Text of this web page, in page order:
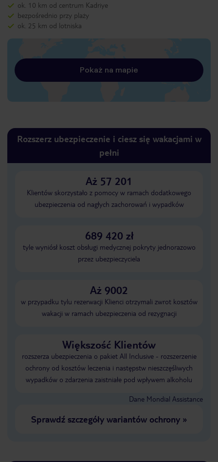
ok. 10 km od centrum Kadriye
bezpośrednio przy plaży
ok. 25 km od lotniska
Pokaż na mapie
Rozszerz ubezpieczenie i ciesz się wakacjami w
pełni
Aż 57 201
Klientów skorzystało z pomocy w ramach dodatkowego
ubezpieczenia od nagłych zachorowań i wypadków
689 420 zł
tyle wyniósł koszt obsługi medycznej pokryty jednorazowo
przez ubezpieczyciela
Aż 9002
w przypadku tylu rezerwacji Klienci otrzymali zwrot kosztów
wakacji w ramach ubezpieczenia od rezygnacji
Większość Klientów
rozszerza ubezpieczenia o pakiet All Inclusive - rozszerzenie
ochrony od kosztów leczenia i następstw nieszczęśliwych
wypadków o zdarzenia zaistniałe pod wpływem alkoholu
Dane Mondial Assistance
Sprawdź szczegóły wariantów ochrony»